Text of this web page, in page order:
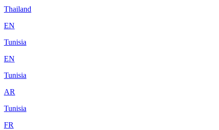
Thailand
EN
Tunisia
EN
Tunisia
AR
Tunisia
FR